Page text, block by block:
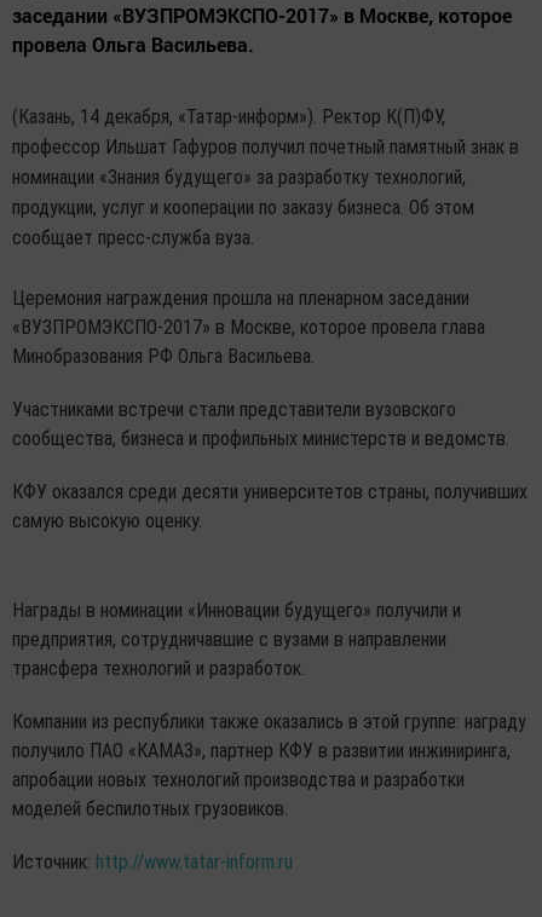
заседании «ВУЗПРОМЭКСПО-2017» в Москве, которое
провела Ольга Васильева.
(Казань, 14 декабря, «Татар-информ»). Ректор К(П)ФУ,
профессор Ильшат Гафуров получил почетный памятный знак в
номинации «Знания будущего» за разработку технологий,
продукции, услуг и кооперации по заказу бизнеса. Об этом
сообщает пресс-служба вуза.
Церемония награждения прошла на пленарном заседании
«ВУЗПРОМЭКСПО-2017» в Москве, которое провела глава
Минобразования РФ Ольга Васильева.
Участниками встречи стали представители вузовского
сообщества, бизнеса и профильных министерств и ведомств.
КФУ оказался среди десяти университетов страны, получивших
самую высокую оценку.
Награды в номинации «Инновации будущего» получили и
предприятия, сотрудничавшие с вузами в направлении
трансфера технологий и разработок.
Компании из республики также оказались в этой группе: награду
получило ПАО «КАМАЗ», партнер КФУ в развитии инжиниринга,
апробации новых технологий производства и разработки
моделей беспилотных грузовиков.
Источник: http://www.tatar-inform.ru